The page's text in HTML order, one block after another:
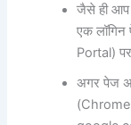
जैसे ही आप
एक लॉगिन
Portal)
अगर पेज